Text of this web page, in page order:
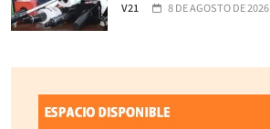
V21 8 DE AGOSTO DE 2026